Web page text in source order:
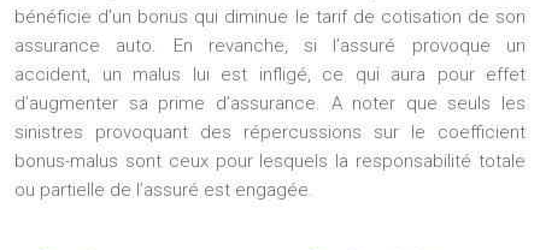
bénéficie d’un bonus qui diminue le tarif de cotisation de son
assurance auto. En revanche, si l’assuré provoque un
accident, un malus lui est infligé, ce qui aura pour effet
d’augmenter sa prime d’assurance. A noter que seuls les
sinistres provoquant des répercussions sur le coefficient
bonus-malus sont ceux pour lesquels la responsabilité totale
ou partielle de l’assuré est engagée.